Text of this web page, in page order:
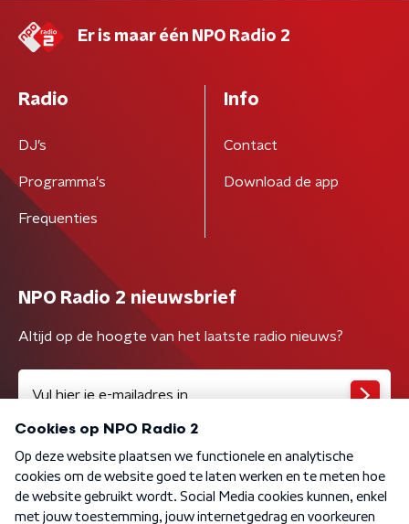
Er is maar één NPO Radio 2
Radio
DJ’s
Programma's
Frequenties
Info
Contact
Download de app
NPO Radio 2 nieuwsbrief
Altijd op de hoogte van het laatste radio nieuws?
Algemene voorwaarden